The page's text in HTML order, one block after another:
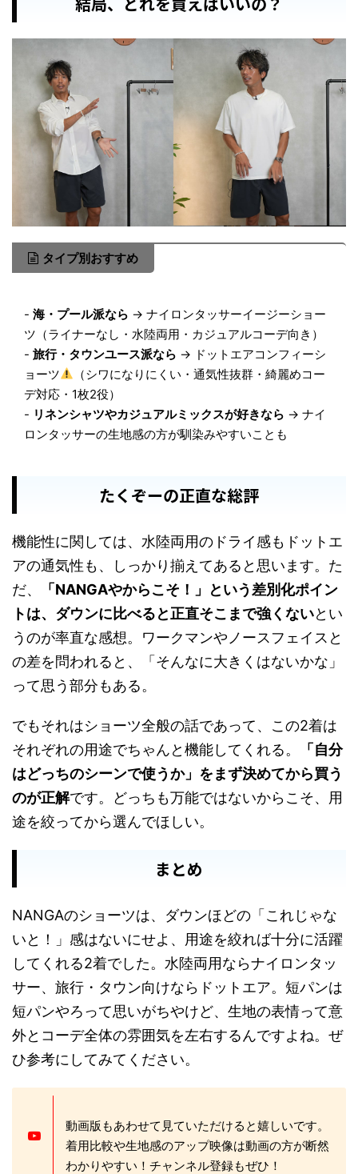
タイプ別おすすめ
- 海・プール派なら → ナイロンタッサーイージーショー
ツ（ライナーなし・水陸両用・カジュアルコーデ向き）
- 旅行・タウンユース派なら → ドットエアコンフィーシ
ョーツ
（シワになりにくい・通気性抜群・綺麗めコー
デ対応・1枚2役）
- リネンシャツやカジュアルミックスが好きなら → ナイ
ロンタッサーの生地感の方が馴染みやすいことも
たくぞーの正直な総評
機能性に関しては、水陸両用のドライ感もドットエ
アの通気性も、しっかり揃えてあると思います。た
だ、
「NANGAやからこそ！」という差別化ポイン
トは、ダウンに比べると正直そこまで強くないとい
うのが率直な感想。ワークマンやノースフェイスと
の差を問われると、「そんなに大きくはないかな」
って思う部分もある。
でもそれはショーツ全般の話であって、この2着は
それぞれの用途でちゃんと機能してくれる。
「自分
はどっちのシーンで使うか」をまず決めてから買う
のが正解です。どっちも万能ではないからこそ、用
途を絞ってから選んでほしい。
まとめ
NANGAのショーツは、ダウンほどの「これじゃな
いと！」感はないにせよ、用途を絞れば十分に活躍
してくれる2着でした。水陸両用ならナイロンタッ
サー、旅行・タウン向けならドットエア。短パンは
短パンやろって思いがちやけど、生地の表情って意
外とコーデ全体の雰囲気を左右するんですよね。ぜ
ひ参考にしてみてください。
動画版もあわせて見ていただけると嬉しいです。
着用比較や生地感のアップ映像は動画の方が断然
わかりやすい！チャンネル登録もぜひ！